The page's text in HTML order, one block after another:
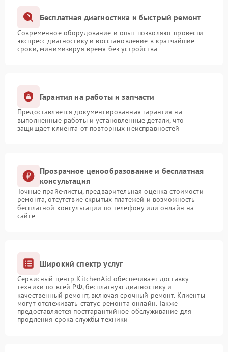
Бесплатная диагностика и быстрый ремонт
Современное оборудование и опыт позволяют провести
экспресс-диагностику и восстановление в кратчайшие
сроки, минимизируя время без устройства
Гарантия на работы и запчасти
Предоставляется документированная гарантия на
выполненные работы и установленные детали, что
защищает клиента от повторных неисправностей
Прозрачное ценообразование и бесплатная
консультация
Точные прайс-листы, предварительная оценка стоимости
ремонта, отсутствие скрытых платежей и возможность
бесплатной консультации по телефону или онлайн на
сайте
Широкий спектр услуг
Сервисный центр KitchenAid обеспечивает доставку
техники по всей РФ, бесплатную диагностику и
качественный ремонт, включая срочный ремонт. Клиенты
могут отслеживать статус ремонта онлайн. Также
предоставляется постгарантийное обслуживание для
продления срока службы техники